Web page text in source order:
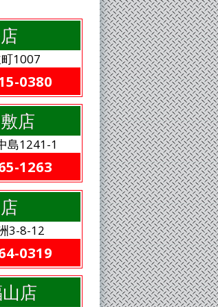
1007
0380
店
島1241-1
1263
3-8-12
0319
店